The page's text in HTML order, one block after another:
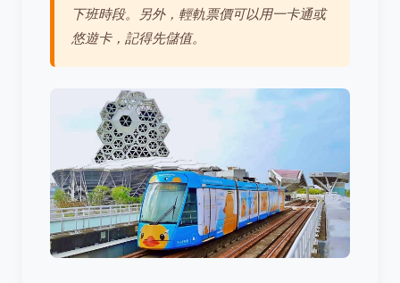
下班時段。另外，輕軌票價可以用一卡通或
悠遊卡，記得先儲值。